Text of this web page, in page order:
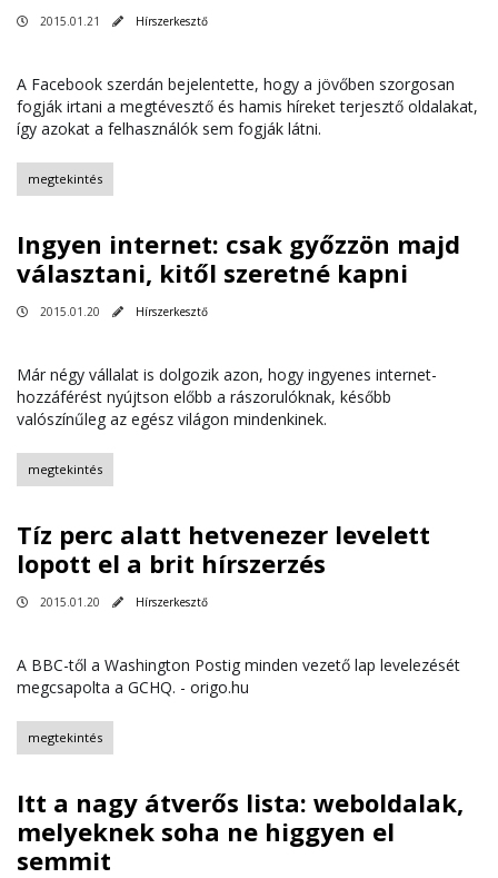
2015.01.21 Hírszerkesztő
A Facebook szerdán bejelentette, hogy a jövőben szorgosan
fogják irtani a megtévesztő és hamis híreket terjesztő oldalakat,
így azokat a felhasználók sem fogják látni.
megtekintés
Ingyen internet: csak győzzön majd
választani, kitől szeretné kapni
2015.01.20 Hírszerkesztő
Már négy vállalat is dolgozik azon, hogy ingyenes internet-
hozzáférést nyújtson előbb a rászorulóknak, később
valószínűleg az egész világon mindenkinek.
megtekintés
Tíz perc alatt hetvenezer levelett
lopott el a brit hírszerzés
2015.01.20 Hírszerkesztő
A BBC-től a Washington Postig minden vezető lap levelezését
megcsapolta a GCHQ. - origo.hu
megtekintés
Itt a nagy átverős lista: weboldalak,
melyeknek soha ne higgyen el
semmit